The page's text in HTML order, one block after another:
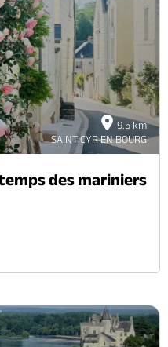
9.5 km
SAINT CYR EN BOURG
des mariniers